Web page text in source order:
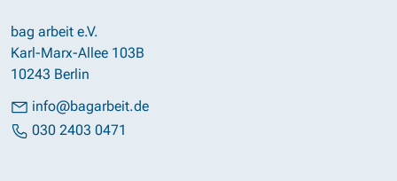
bag arbeit e.V.
Karl-Marx-Allee 103B
10243 Berlin
info@bagarbeit.de
030 2403 0471